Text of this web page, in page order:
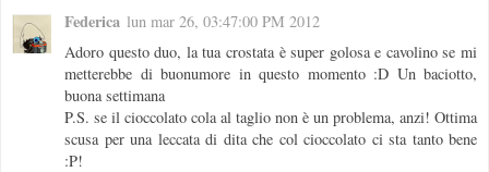
Federica lun mar 26, 03:47:00 PM 2012
Adoro questo duo, la tua crostata è super golosa e cavolino se mi
metterebbe di buonumore in questo momento :D Un baciotto,
buona settimana
P.S. se il cioccolato cola al taglio non è un problema, anzi! Ottima
scusa per una leccata di dita che col cioccolato ci sta tanto bene
:P!